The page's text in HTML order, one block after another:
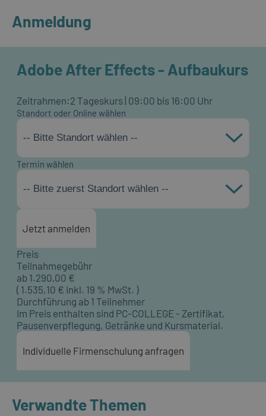
Anmeldung
Adobe After Effects - Aufbaukurs
Zeitrahmen:2 Tageskurs | 09:00 bis 16:00 Uhr
Standort oder Online wählen
-- Bitte Standort wählen --
Termin wählen
-- Bitte zuerst Standort wählen --
Jetzt anmelden
Preis
Teilnahmegebühr
ab 1.290,00 €
( 1.535,10 € inkl. 19 % MwSt. )
Durchführung ab 1 Teilnehmer
Im Preis enthalten sind PC-COLLEGE - Zertifikat,
Pausenverpflegung, Getränke und Kursmaterial.
Individuelle Firmenschulung anfragen
Verwandte Themen